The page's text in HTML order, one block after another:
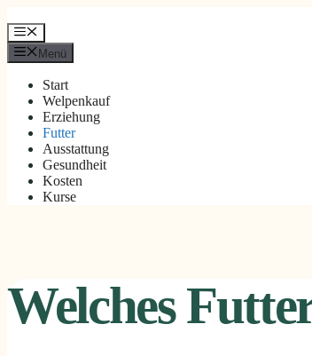
Inhalt
springen
Menü
Menü
Start
Welpenkauf
Erziehung
Futter
Ausstattung
Gesundheit
Kosten
Kurse
Welches